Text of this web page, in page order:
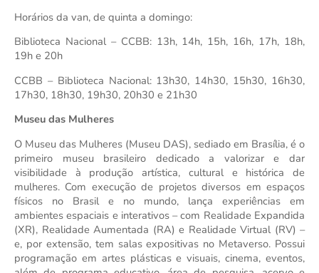
Horários da van, de quinta a domingo:
Biblioteca Nacional – CCBB: 13h, 14h, 15h, 16h, 17h, 18h,
19h e 20h
CCBB – Biblioteca Nacional: 13h30, 14h30, 15h30, 16h30,
17h30, 18h30, 19h30, 20h30 e 21h30
Museu das Mulheres
O Museu das Mulheres (Museu DAS), sediado em Brasília, é o
primeiro museu brasileiro dedicado a valorizar e dar
visibilidade à produção artística, cultural e histórica de
mulheres. Com execução de projetos diversos em espaços
físicos no Brasil e no mundo, lança experiências em
ambientes espaciais e interativos – com Realidade Expandida
(XR), Realidade Aumentada (RA) e Realidade Virtual (RV) –
e, por extensão, tem salas expositivas no Metaverso. Possui
programação em artes plásticas e visuais, cinema, eventos,